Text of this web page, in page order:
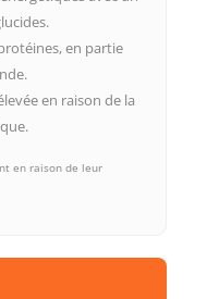
en partie
en raison de la
en raison de leur